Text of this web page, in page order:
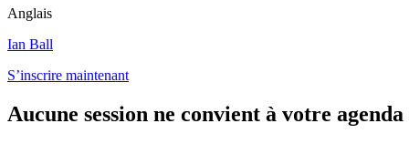
Anglais
Ian Ball
S’inscrire maintenant
Aucune session ne convient à votre agenda